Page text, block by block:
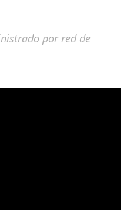
por red de